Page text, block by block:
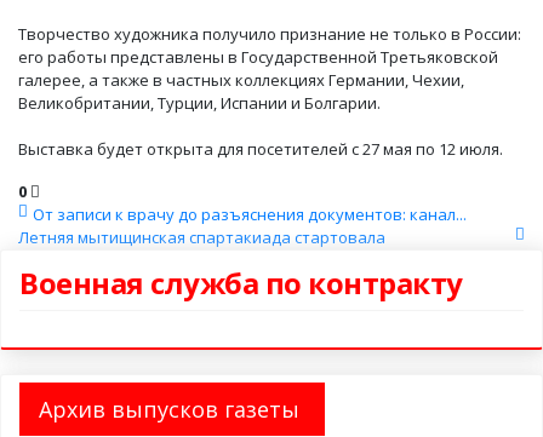
Творчество художника получило признание не только в России:
его работы представлены в Государственной Третьяковской
галерее, а также в частных коллекциях Германии, Чехии,
Великобритании, Турции, Испании и Болгарии.
Выставка будет открыта для посетителей с 27 мая по 12 июля.
0
От записи к врачу до разъяснения документов: канал...
Летняя мытищинская спартакиада стартовала
Военная служба по контракту
Архив выпусков газеты